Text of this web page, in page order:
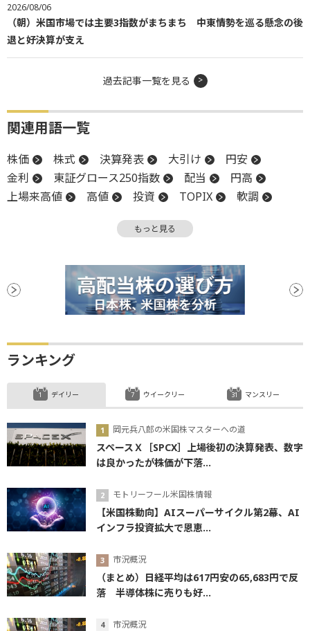
2026/08/06
（朝）米国市場では主要3指数がまちまち 中東情勢を巡る懸念の後
退と好決算が支え
過去記事一覧を見る
関連用語一覧
株価 株式 決算発表 大引け
円安
金利
東証グロース250指数 配当
円高
上場来高値
高値 投資 TOPIX
軟調
前場
当期純利益
米中貿易摩擦
米連邦公開市場委員会
上値
株式分割
関税 決算 後場
材料
上場 増配 続伸
もっと見る
ランキング
デイリー
岡元兵八郎の米国株マスターへの道
スペースＸ［SPCX］上場後初の決算発表、数字
は良かったが株価が下落...
モトリーフール米国株情報
【米国株動向】AIスーパーサイクル第2幕、AI
インフラ投資拡大で恩恵...
市況概況
（まとめ）日経平均は617円安の65,683円で反
落 半導体株に売りも好...
市況概況
ウイークリー マンスリー